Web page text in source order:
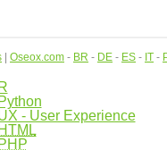
Oseox.com - BR - DE - ES - IT -
- User Experience
HTML
PHP